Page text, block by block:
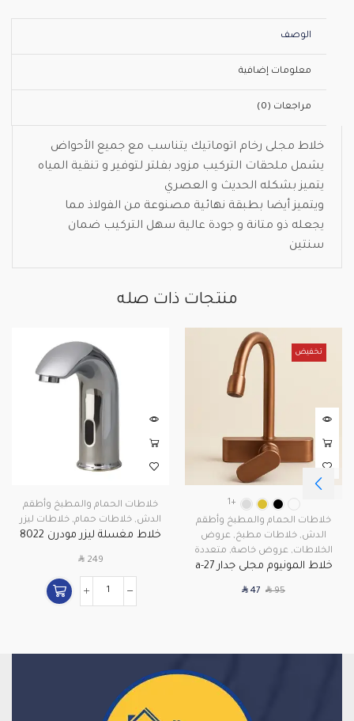
الوصف
معلومات إضافية
مراجعات (0)
خلاط مجلى رخام اتوماتيك يتناسب مع جميع الأحواض
يشمل ملحقات التركيب مزود بفلتر لتوفير و تنقية المياه
يتميز بشكله الحديث و العصري
ويتميز أيضا بطبقة نهائية مصنوعة من الفولاذ مما
يجعله ذو متانة و جودة عالية سهل التركيب ضمان
سنتين
منتجات ذات صله
تخفيض
+1
خلاطات الحمام والمطبخ وأطقم
الدش, خلاطات مطبخ, عروض
الخلاطات, عروض خاصة, متعددة
خلاط المونيوم مجلى جدار a-27
SAR95
SAR 47
خلاطات الحمام والمطبخ وأطقم
الدش, خلاطات حمام, خلاطات ليزر
خلاط مغسلة ليزر مودرن 8022
SAR249